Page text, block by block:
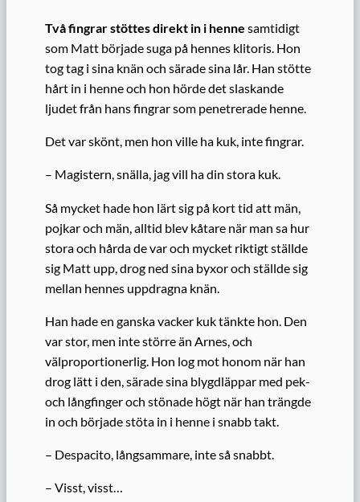
Två fingrar stöttes direkt in i henne samtidigt
som Matt började suga på hennes klitoris. Hon
tog tag i sina knän och särade sina lår. Han stötte
hårt in i henne och hon hörde det slaskande
ljudet från hans fingrar som penetrerade henne.
Det var skönt, men hon ville ha kuk, inte fingrar.
– Magistern, snälla, jag vill ha din stora kuk.
Så mycket hade hon lärt sig på kort tid att män,
pojkar och män, alltid blev kåtare när man sa hur
stora och hårda de var och mycket riktigt ställde
sig Matt upp, drog ned sina byxor och ställde sig
mellan hennes uppdragna knän.
Han hade en ganska vacker kuk tänkte hon. Den
var stor, men inte större än Arnes, och
välproportionerlig. Hon log mot honom när han
drog lätt i den, särade sina blygdläppar med pek-
och långfinger och stönade högt när han trängde
in och började stöta in i henne i snabb takt.
– Despacito, långsammare, inte så snabbt.
– Visst, visst…